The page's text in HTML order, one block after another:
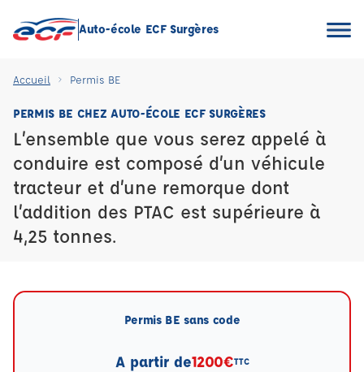
Auto-école ECF Surgères
Accueil Permis BE
PERMIS BE CHEZ AUTO-ÉCOLE ECF SURGÈRES
L’ensemble que vous serez appelé à
conduire est composé d’un véhicule
tracteur et d’une remorque dont
l’addition des PTAC est supérieure à
4,25 tonnes.
Permis BE sans code
A partir de1200€TTC